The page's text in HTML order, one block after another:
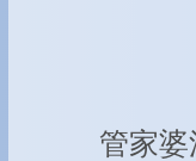
管家婆